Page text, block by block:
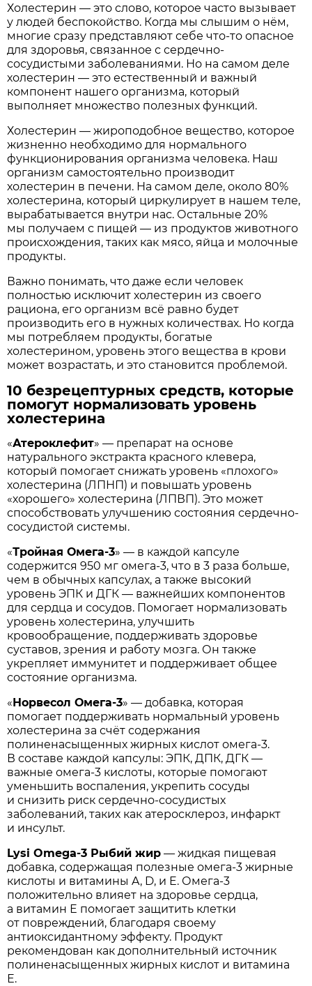
Холестерин — это слово, которое часто вызывает
у людей беспокойство. Когда мы слышим о нём,
многие сразу представляют себе что-то опасное
для здоровья, связанное с сердечно-
сосудистыми заболеваниями. Но на самом деле
холестерин — это естественный и важный
компонент нашего организма, который
выполняет множество полезных функций.
Холестерин — жироподобное вещество, которое
жизненно необходимо для нормального
функционирования организма человека. Наш
организм самостоятельно производит
холестерин в печени. На самом деле, около 80%
холестерина, который циркулирует в нашем теле,
вырабатывается внутри нас. Остальные 20%
мы получаем с пищей — из продуктов животного
происхождения, таких как мясо, яйца и молочные
продукты.
Важно понимать, что даже если человек
полностью исключит холестерин из своего
рациона, его организм всё равно будет
производить его в нужных количествах. Но когда
мы потребляем продукты, богатые
холестерином, уровень этого вещества в крови
может возрастать, и это становится проблемой.
10 безрецептурных средств, которые
помогут нормализовать уровень
холестерина
«Атероклефит» — препарат на основе
натурального экстракта красного клевера,
который помогает снижать уровень «плохого»
холестерина (ЛПНП) и повышать уровень
«хорошего» холестерина (ЛПВП). Это может
способствовать улучшению состояния сердечно-
сосудистой системы.
«Тройная Омега-3» — в каждой капсуле
содержится 950 мг омега-3, что в 3 раза больше,
чем в обычных капсулах, а также высокий
уровень ЭПК и ДГК — важнейших компонентов
для сердца и сосудов. Помогает нормализовать
уровень холестерина, улучшить
кровообращение, поддерживать здоровье
суставов, зрения и работу мозга. Он также
укрепляет иммунитет и поддерживает общее
состояние организма.
«Норвесол Омега-3» — добавка, которая
помогает поддерживать нормальный уровень
холестерина за счёт содержания
полиненасыщенных жирных кислот омега-3.
В составе каждой капсулы: ЭПК, ДПК, ДГК —
важные омега-3 кислоты, которые помогают
уменьшить воспаления, укрепить сосуды
и снизить риск сердечно-сосудистых
заболеваний, таких как атеросклероз, инфаркт
и инсульт.
Lysi Omega-3 Рыбий жир — жидкая пищевая
добавка, содержащая полезные омега-3 жирные
кислоты и витамины A, D, и E. Омега-3
положительно влияет на здоровье сердца,
а витамин Е помогает защитить клетки
от повреждений, благодаря своему
антиоксидантному эффекту. Продукт
рекомендован как дополнительный источник
полиненасыщенных жирных кислот и витамина
Е.